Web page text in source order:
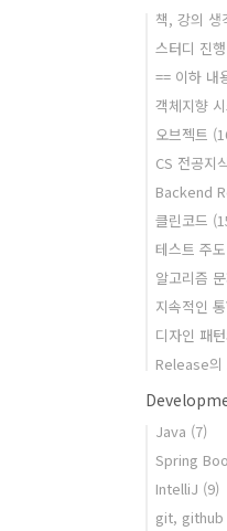
책, 강의 생
스터디 진
== 이하 내
객체지향
오브젝트
CS 전공지
Backend
클린코드
테스트 주
알고리즘
지속적인
디자인 패
Release의
Java (7)
Spring
IntelliJ (9)
git, github